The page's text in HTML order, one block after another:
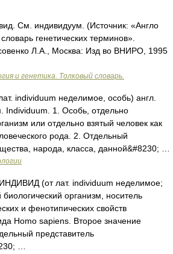
См. индивидуум. (Источник: «Англо
генетических терминов».
Л.А., Москва: Изд во ВНИРО, 1995
и генетика. Толковый словарь.
individuum неделимое, особь) англ.
Individuum. 1. Особь, отдельно
или отдельно взятый человек как
рода. 2. Отдельный
народа, класса, данной&#8230; …
(от лат. individuum неделимое;
организм, носитель
и фенотипических свойств
Homo sapiens. Второе значение
представитель
…